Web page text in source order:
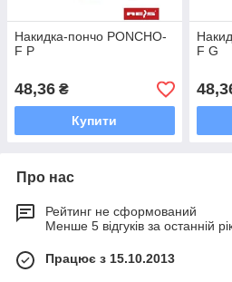
Накидка-пончо PONCHO-
F P
48,36 ₴
Купити
F G
Про нас
Рейтинг не сформований
Менше 5 відгуків за останній
Працює з 15.10.2013